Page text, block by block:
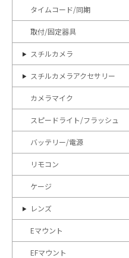
タイムコード/同期
取付/固定器具
スチルカメラ
スチルカメラアクセサリー
カメラマイク
スピードライト/フラッシュ
バッテリー/電源
リモコン
ケージ
レンズ
Eマウント
EFマウント